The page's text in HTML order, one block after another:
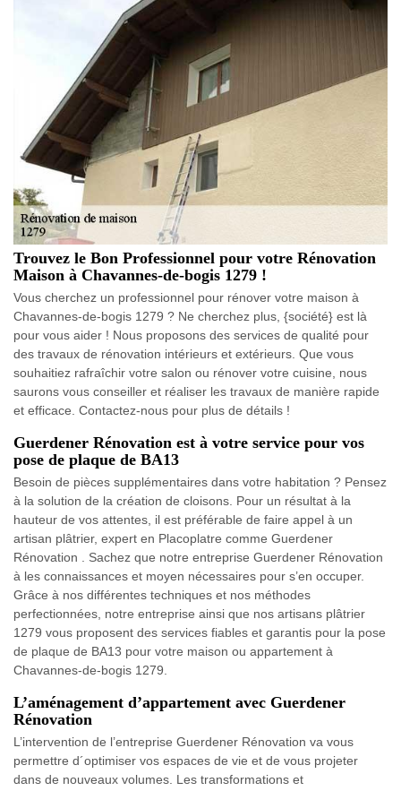
Trouvez le Bon Professionnel pour votre Rénovation
Maison à Chavannes-de-bogis 1279 !
Vous cherchez un professionnel pour rénover votre maison à
Chavannes-de-bogis 1279 ? Ne cherchez plus, {société} est là
pour vous aider ! Nous proposons des services de qualité pour
des travaux de rénovation intérieurs et extérieurs. Que vous
souhaitiez rafraîchir votre salon ou rénover votre cuisine, nous
saurons vous conseiller et réaliser les travaux de manière rapide
et efficace. Contactez-nous pour plus de détails !
Guerdener Rénovation est à votre service pour vos
pose de plaque de BA13
Besoin de pièces supplémentaires dans votre habitation ? Pensez
à la solution de la création de cloisons. Pour un résultat à la
hauteur de vos attentes, il est préférable de faire appel à un
artisan plâtrier, expert en Placoplatre comme Guerdener
Rénovation . Sachez que notre entreprise Guerdener Rénovation
à les connaissances et moyen nécessaires pour s’en occuper.
Grâce à nos différentes techniques et nos méthodes
perfectionnées, notre entreprise ainsi que nos artisans plâtrier
1279 vous proposent des services fiables et garantis pour la pose
de plaque de BA13 pour votre maison ou appartement à
Chavannes-de-bogis 1279.
L’aménagement d’appartement avec Guerdener
Rénovation
L’intervention de l’entreprise Guerdener Rénovation va vous
permettre d´optimiser vos espaces de vie et de vous projeter
dans de nouveaux volumes. Les transformations et